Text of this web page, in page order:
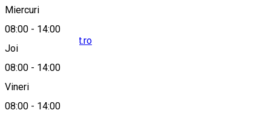
Miercuri
08:00 - 14:00
Joi
08:00 - 14:00
Vineri
08:00 - 14:00
borsosg@clicknet.ro
0744399281